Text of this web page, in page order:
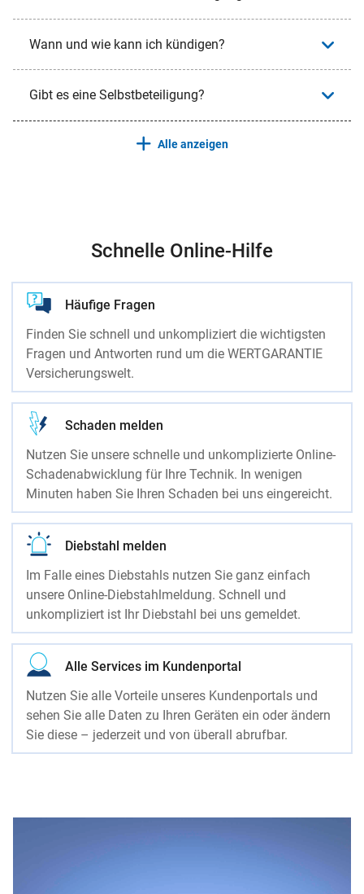
Wann und wie kann ich kündigen?
Gibt es eine Selbstbeteiligung?
Alle anzeigen
Schnelle Online-Hilfe
Häufige Fragen
Finden Sie schnell und unkompliziert die wichtigsten
Fragen und Antworten rund um die WERTGARANTIE
Versicherungswelt.
Schaden melden
Nutzen Sie unsere schnelle und unkomplizierte Online-
Schadenabwicklung für Ihre Technik. In wenigen
Minuten haben Sie Ihren Schaden bei uns eingereicht.
Diebstahl melden
Im Falle eines Diebstahls nutzen Sie ganz einfach
unsere Online-Diebstahlmeldung. Schnell und
unkompliziert ist Ihr Diebstahl bei uns gemeldet.
Alle Services im Kundenportal
Nutzen Sie alle Vorteile unseres Kundenportals und
sehen Sie alle Daten zu Ihren Geräten ein oder ändern
Sie diese – jederzeit und von überall abrufbar.